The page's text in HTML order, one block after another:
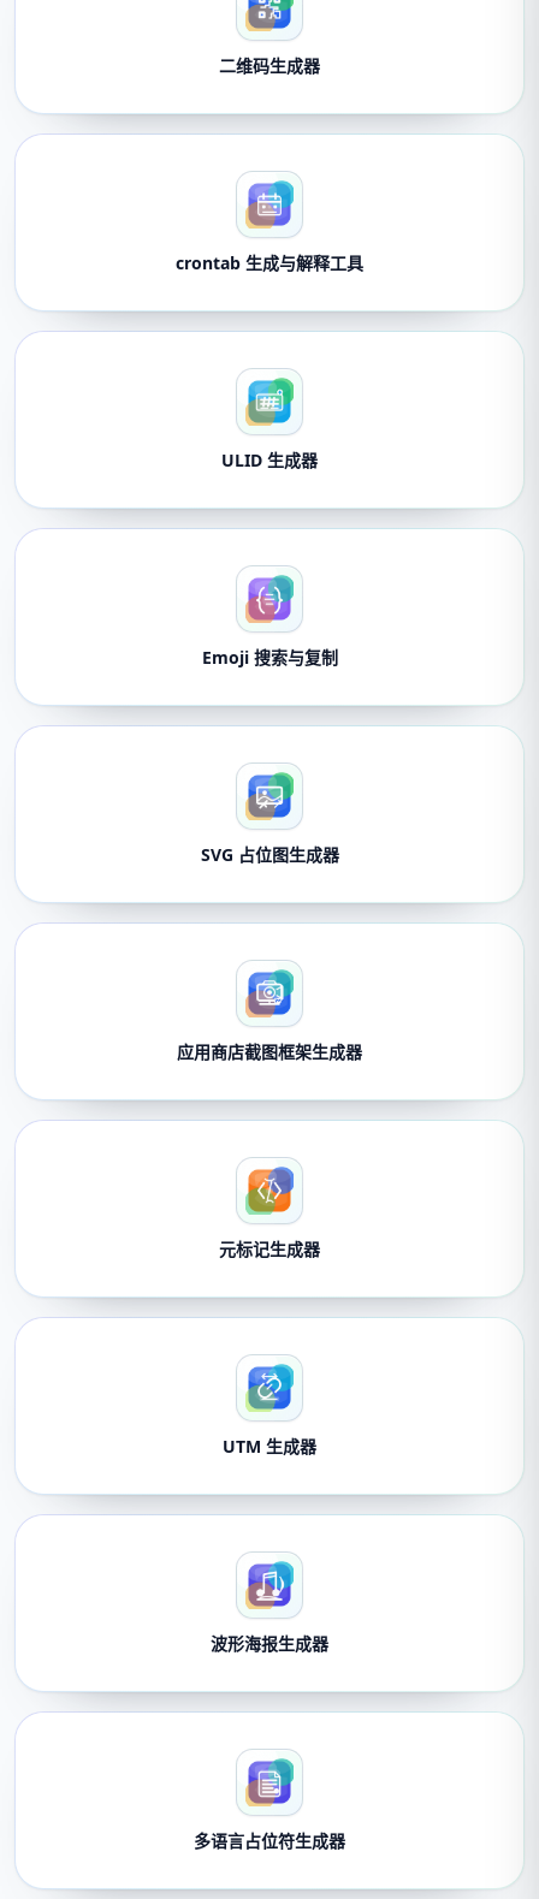
二维码生成器
crontab 生成与解释工具
ULID 生成器
Emoji 搜索与复制
SVG 占位图生成器
应用商店截图框架生成器
元标记生成器
UTM 生成器
波形海报生成器
多语言占位符生成器